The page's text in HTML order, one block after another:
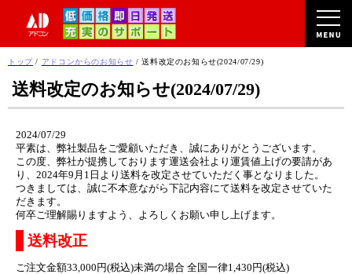
このページの本文へ
現
の
トップ/ アドコンからのお知らせ /送料改定のお知らせ(2024/07/29)
送料改定のお知らせ(2024/07/29)
2024/07/29
平素は、弊社製品をご愛顧いただき、誠にありがとうございます。
この度、弊社が提携しております運送会社より運賃値上げの要請があ
り、2024年9月1日より送料を改定させていただく事となりました。
つきましては、誠に不本意ながら下記内容にて送料を改定させていた
だきます。
何卒ご理解賜りますよう、よろしくお願い申し上げます。
送料改正
ご注文金額33,000円(税込)未満の場合 全国一律1,430円(税込)